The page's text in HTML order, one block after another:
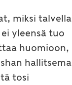
miksi talvella
yleensä tuo
huomioon,
hallitsema
tosi